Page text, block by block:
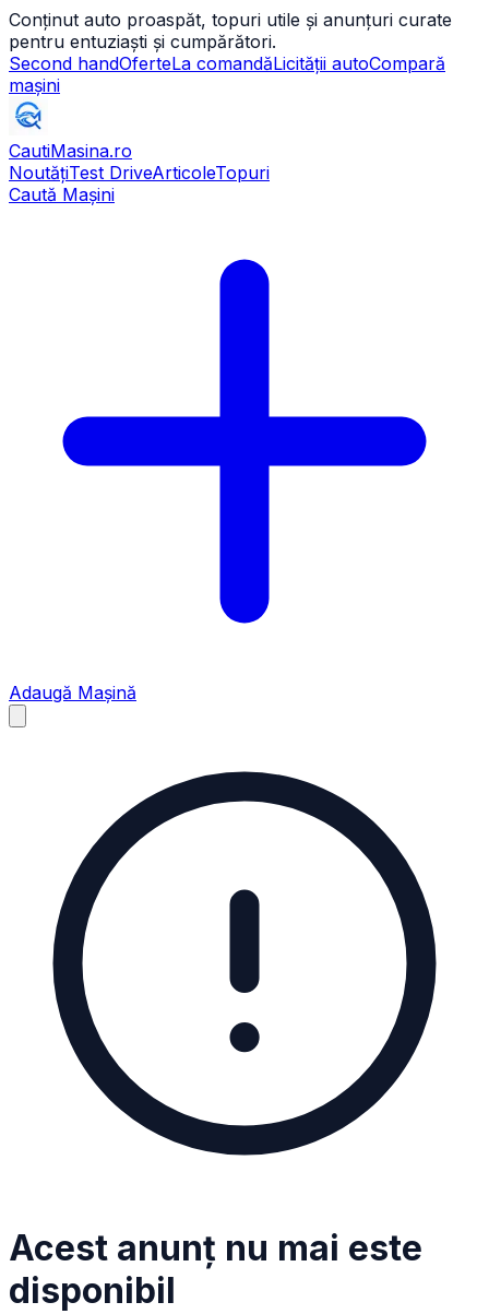
Conținut auto proaspăt, topuri utile și anunțuri curate
pentru entuziaști și cumpărători.
Second handOferteLa comandăLicității autoCompară
mașini
CautiMasina.ro
NoutățiTest DriveArticoleTopuri
Caută Mașini
Adaugă Mașină
Acest anunț nu mai este
disponibil